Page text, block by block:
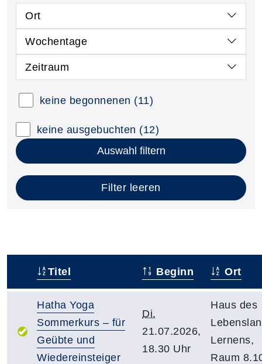
Ort
Wochentage
Zeitraum
keine begonnenen (11)
keine ausgebuchten (12)
Auswahl filtern
Filter leeren
Titel Beginn Ort
Hatha Yoga
Sommerkurs – für
Geübte und
Wiedereinsteiger
Di.
21.07.2026,
18.30 Uhr
Haus des
Lernens,
Raum